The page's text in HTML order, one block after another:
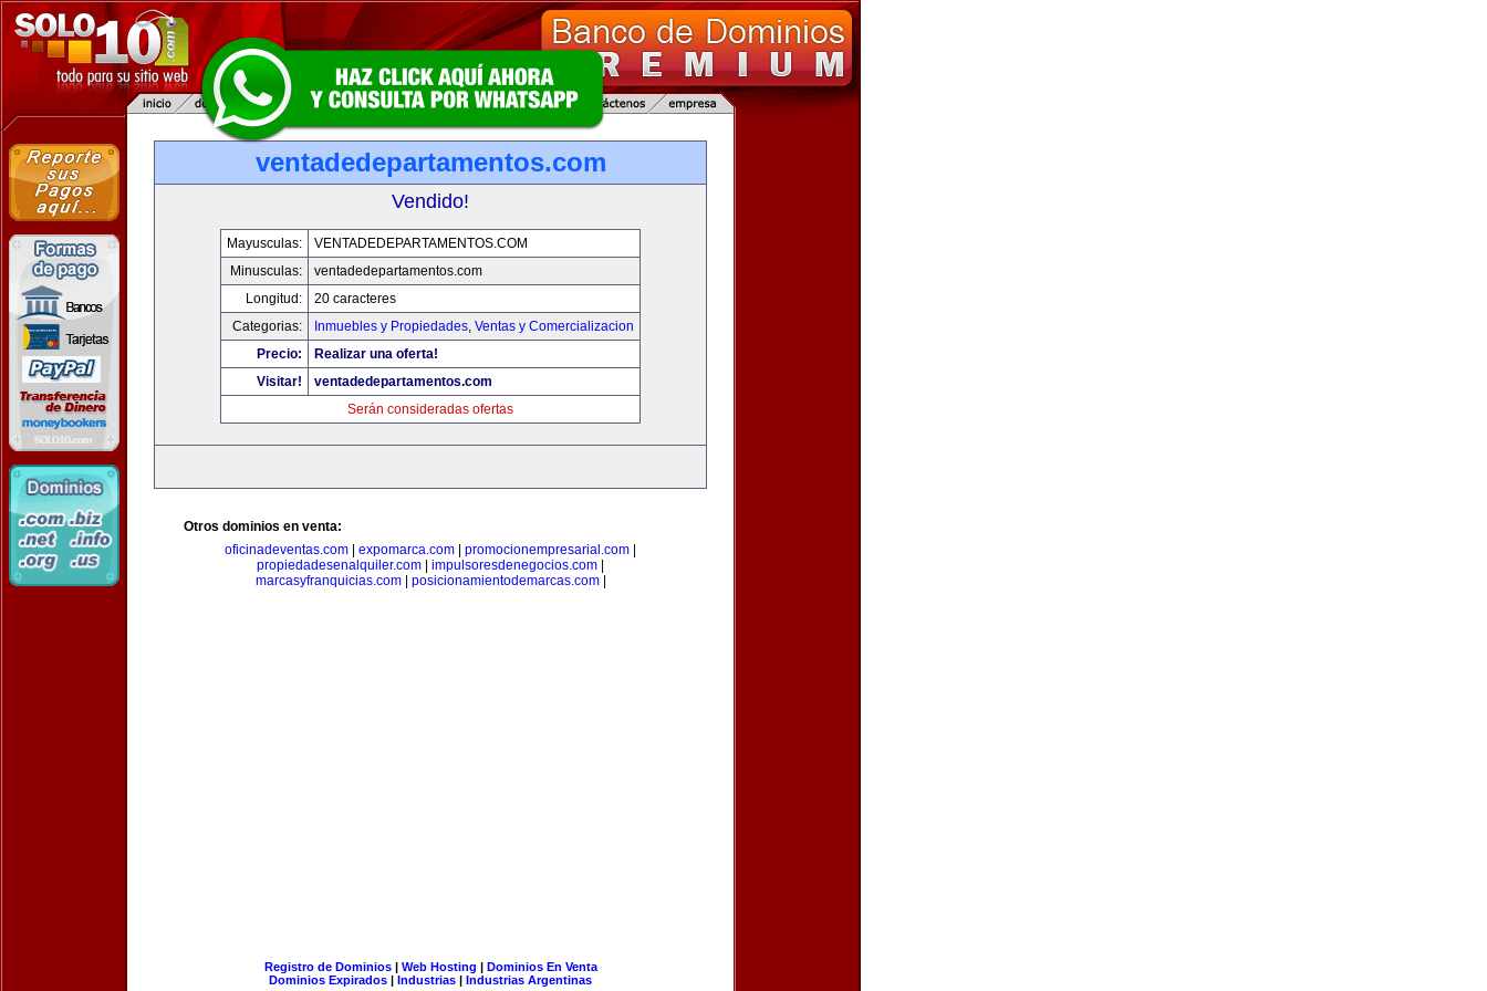
ventadedepartamentos.com
Vendido!
Mayusculas:
VENTADEDEPARTAMENTOS.COM
Minusculas:
ventadedepartamentos.com
Longitud:
20 caracteres
Categorias:
Inmuebles y Propiedades, Ventas y Comercializacion
Precio:
Realizar una oferta!
Visitar!
ventadedepartamentos.com
Serán consideradas ofertas
Otros dominios en venta:
oficinadeventas.com
expomarca.com promocionempresarial.com
propiedadesenalquiler.com
impulsoresdenegocios.com
marcasyfranquicias.com| posicionamientodemarcas.com|
Registro de Dominios| Web Hosting | Dominios En Venta
Dominios Expirados | Industrias | Industrias Argentinas